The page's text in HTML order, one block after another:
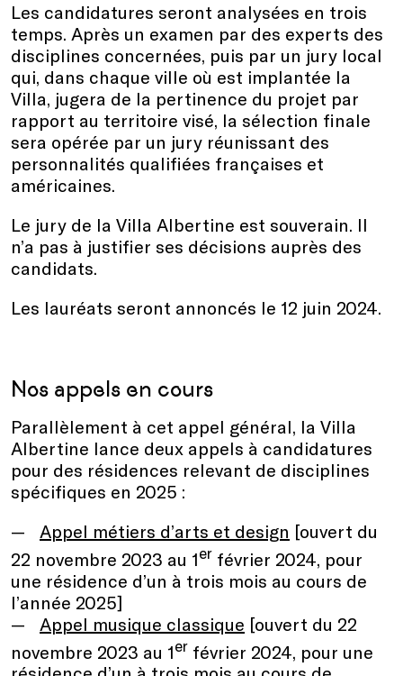
Les candidatures seront analysées en trois
temps. Après un examen par des experts des
disciplines concernées, puis par un jury local
qui, dans chaque ville où est implantée la
Villa, jugera de la pertinence du projet par
rapport au territoire visé, la sélection finale
sera opérée par un jury réunissant des
personnalités qualifiées françaises et
américaines.
Le jury de la Villa Albertine est souverain. Il
n’a pas à justifier ses décisions auprès des
candidats.
Les lauréats seront annoncés le 12 juin 2024.
Nos appels en cours
Parallèlement à cet appel général, la Villa
Albertine lance deux appels à candidatures
pour des résidences relevant de disciplines
spécifiques en 2025 :
Appel métiers d’arts et design [ouvert du
22 novembre 2023 au 1er février 2024, pour
une résidence d’un à trois mois au cours de
l’année 2025]
Appel musique classique [ouvert du 22
novembre 2023 au 1er février 2024, pour une